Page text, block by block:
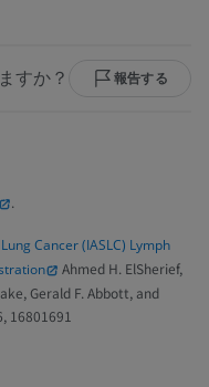
すか？ 報告する
.
Cancer (IASLC) Lymph
Ahmed H. ElSherief,
Gerald F. Abbott, and
16801691